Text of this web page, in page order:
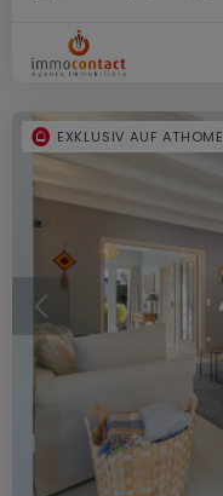
EXKLUSIV AUF ATHOME